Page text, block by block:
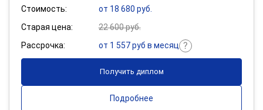
Стоимость:
от 18 680 руб.
Старая цена:
22 600 руб.
Рассрочка:
от 1 557 руб в месяц
Получить диплом
Подробнее